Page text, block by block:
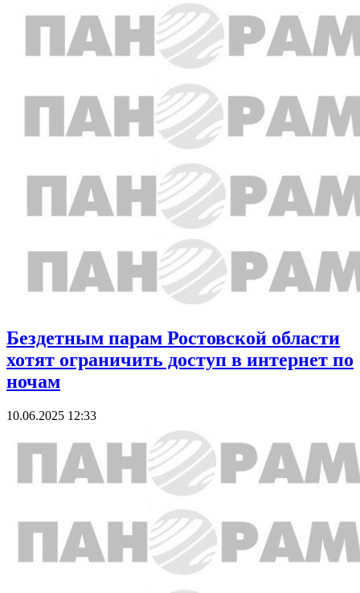
Бездетным парам Ростовской области
хотят ограничить доступ в интернет по
ночам
10.06.2025 12:33